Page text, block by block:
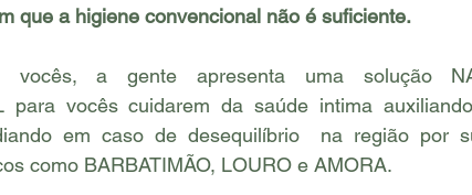
que a higiene convencional não é suficiente.
vocês, a gente apresenta uma solução
para vocês cuidarem da saúde intima
em caso de desequilíbrio  na região por
como BARBATIMÃO, LOURO e AMORA.